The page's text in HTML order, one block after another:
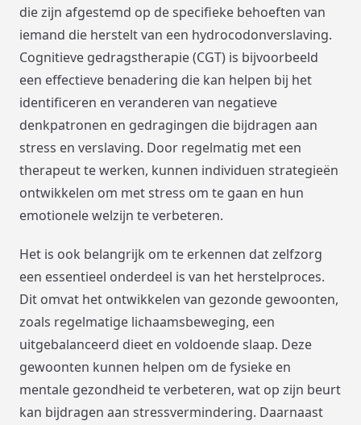
die zijn afgestemd op de specifieke behoeften van
iemand die herstelt van een hydrocodonverslaving.
Cognitieve gedragstherapie (CGT) is bijvoorbeeld
een effectieve benadering die kan helpen bij het
identificeren en veranderen van negatieve
denkpatronen en gedragingen die bijdragen aan
stress en verslaving. Door regelmatig met een
therapeut te werken, kunnen individuen strategieën
ontwikkelen om met stress om te gaan en hun
emotionele welzijn te verbeteren.
Het is ook belangrijk om te erkennen dat zelfzorg
een essentieel onderdeel is van het herstelproces.
Dit omvat het ontwikkelen van gezonde gewoonten,
zoals regelmatige lichaamsbeweging, een
uitgebalanceerd dieet en voldoende slaap. Deze
gewoonten kunnen helpen om de fysieke en
mentale gezondheid te verbeteren, wat op zijn beurt
kan bijdragen aan stressvermindering. Daarnaast